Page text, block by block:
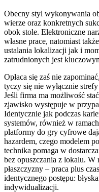
Obecny styl wykonywania
wierze oraz konkretnych
obok stole. Elektroniczne
własne prace, natomiast
ustalania lokalizacji jak i
zatrudnionych jest
Opłaca się zaś nie
tyczy się nie wyłącznie
Jeśli firma ma możliwość
zjawisko występuje w
Identycznie jak podczas
systemów, również w
platformy do gry cyfrowe
hazardem, czego modelem
technika pomaga w
bez opuszczania z lokalu.
płaszczyzny – praca plus
identycznego postępu:
indywidualizacji.